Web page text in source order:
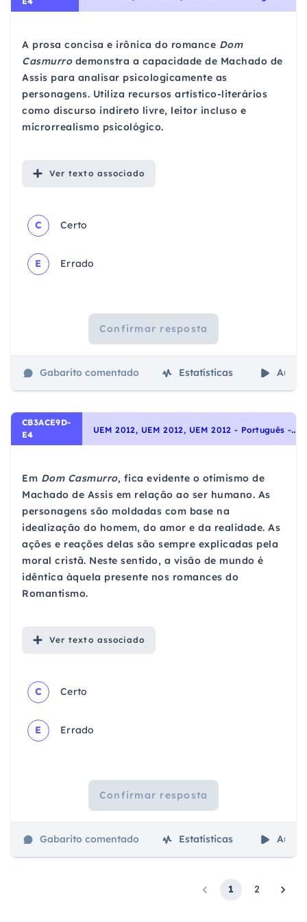
A prosa concisa e irônica do romance Dom
Casmurrodemonstra a capacidade de Machado de
Assis para analisar psicologicamente as
personagens. Utiliza recursos artístico-literários
como discurso indireto livre, leitor incluso e
microrrealismo psicológico.
Ver texto associado
C Certo
E Errado
Confirmar resposta
Gabarito comentado Estatísticas Aulas
CB3ACE9D-
E4
U
EM 2012, UEM 2012, UEM 2012 - Português - Interpretação de Textos, Noções Gerais de Compreensão e Interpretação de Texto
Em Dom Casmurro, fica evidente o otimismo de
Machado de Assis em relação ao ser humano. As
personagens são moldadas com base na
idealização do homem, do amor e da realidade. As
ações e reações delas são sempre explicadas pela
moral cristã. Neste sentido, a visão de mundo é
idêntica àquela presente nos romances do
Romantismo.
Ver texto associado
C Certo
E Errado
Confirmar resposta
Gabarito comentado Estatísticas Aulas
1 2